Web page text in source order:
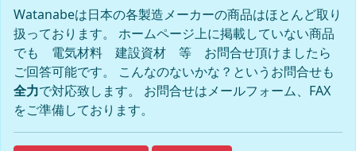
Watanabeは日本の各製造メーカーの商品はほとんど取り
扱っております。 ホームページ上に掲載していない商品
でも 電気材料 建設資材 等 お問合せ頂けましたら
ご回答可能です。 こんなのないかな？というお問合せも
全力で対応致します。 お問合せはメールフォーム、FAX
をご準備しております。